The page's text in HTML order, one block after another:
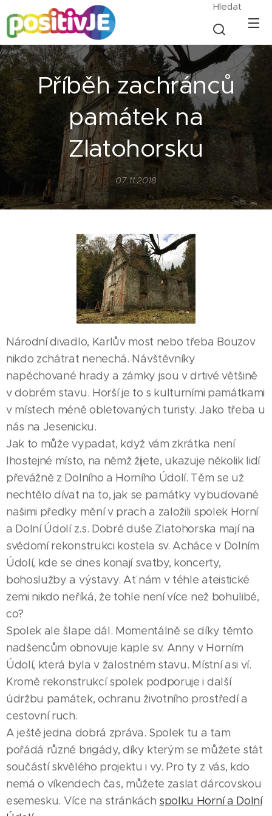
Hledat
Příběh zachránců
památek na
Zlatohorsku
07.11.2018
Národní divadlo, Karlův most nebo třeba Bouzov
nikdo zchátrat nenechá. Návštěvníky
napěchované hrady a zámky jsou v drtivé většině
v dobrém stavu. Horší je to s kulturními památkami
v místech méně obletovaných turisty. Jako třeba u
nás na Jesenicku.
Jak to může vypadat, když vám zkrátka není
lhostejné místo, na němž žijete, ukazuje několik lidí
převážně z Dolního a Horního Údolí. Těm se už
nechtělo dívat na to, jak se památky vybudované
našimi předky mění v prach a založili spolek Horní
a Dolní Údolí z.s. Dobré duše Zlatohorska mají na
svědomí rekonstrukci kostela sv. Acháce v Dolním
Údolí, kde se dnes konají svatby, koncerty,
bohoslužby a výstavy. Ať nám v téhle ateistické
zemi nikdo neříká, že tohle není více než bohulibé,
co?
Spolek ale šlape dál. Momentálně se díky těmto
nadšencům obnovuje kaple sv. Anny v Horním
Údolí, která byla v žalostném stavu. Místní asi ví.
Kromě rekonstrukcí spolek podporuje i další
údržbu památek, ochranu životního prostředí a
cestovní ruch.
A ještě jedna dobrá zpráva. Spolek tu a tam
pořádá různé brigády, díky kterým se můžete stát
součástí skvělého projektu i vy. Pro ty z vás, kdo
nemá o víkendech čas, můžete zaslat dárcovskou
esemesku. Více na stránkách spolku Horní a Dolní